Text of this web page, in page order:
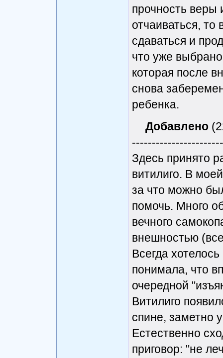
прочность веры
отчаиваться, то
сдаваться и
что уже
которая после
снова
ребенка.
Добавлено
Здесь принято
витилиго. В
за что можно
помочь. Много
вечного
внешностью
Всегда
понимала, что
очередной
Витилиго
спине, заметно
Естественно
приговор: "не